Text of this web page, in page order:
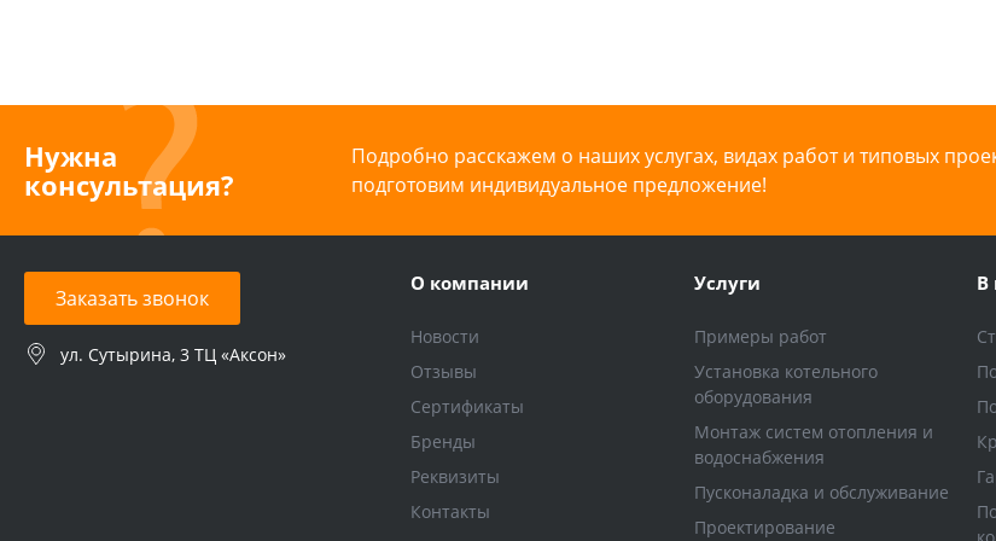
Нужна
консультация?
Подробно расскажем о наших услугах, видах работ и типовых
подготовим индивидуальное предложение!
Заказать звонок
ул. Сутырина, 3 ТЦ «Аксон»
О компании
Новости
Отзывы
Сертификаты
Бренды
Реквизиты
Контакты
Услуги
Примеры работ
Установка котельного
оборудования
Монтаж систем отопления и
водоснабжения
Пусконаладка и обслуживание
Проектирование
В